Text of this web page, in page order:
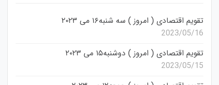
تقویم اقتصادی ( امروز ) سه شنبه۱۶ می ۲۰۲۳
2023/05/16
تقویم اقتصادی ( امروز ) دوشنبه۱۵ می ۲۰۲۳
2023/05/15